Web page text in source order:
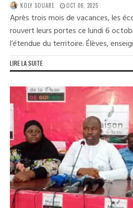
KOLY SOUARE OCT 06, 2025
Après trois mois de vacances, les
rouvert leurs portes ce lundi 6
l’étendue du territoire. Élèves,
LIRE LA SUITE